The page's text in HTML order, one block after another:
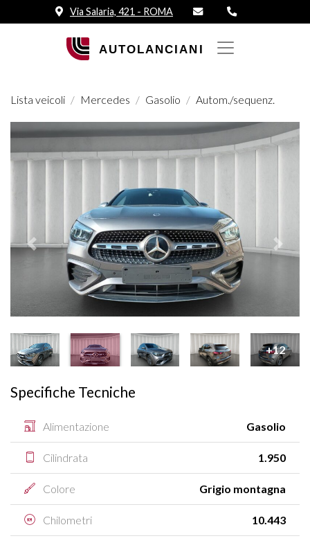
Via Salaria, 421 - ROMA
Lista veicoli Mercedes Gasolio Autom./sequenz.
Prededente
+12
Specifiche Tecniche
Alimentazione Gasolio
Cilindrata 1.950
Colore Grigio montagna
Chilometri 10.443